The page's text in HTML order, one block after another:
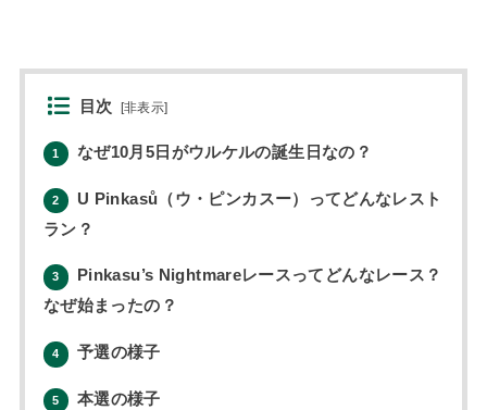
目次 [非表示]
1 なぜ10月5日がウルケルの誕生日なの？
2
U Pinkasů（ウ・ピンカスー）ってどんなレスト
ラン？
3
Pinkasu’s Nightmareレースってどんなレース？
なぜ始まったの？
4 予選の様子
5 本選の様子